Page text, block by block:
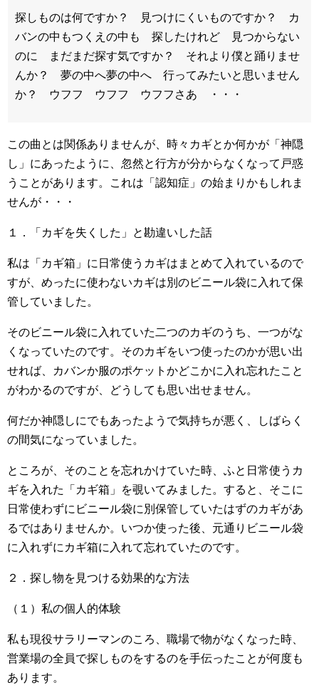
探しものは何ですか？ 見つけにくいものですか？ カ
バンの中もつくえの中も 探したけれど 見つからない
のに まだまだ探す気ですか？ それより僕と踊りませ
んか？ 夢の中へ夢の中へ 行ってみたいと思いません
か？ ウフフ ウフフ ウフフさあ ・・・
この曲とは関係ありませんが、時々カギとか何かが「神隠
し」にあったように、忽然と行方が分からなくなって戸惑
うことがあります。これは「認知症」の始まりかもしれま
せんが・・・
１．「カギを失くした」と勘違いした話
私は「カギ箱」に日常使うカギはまとめて入れているので
すが、めったに使わないカギは別のビニール袋に入れて保
管していました。
そのビニール袋に入れていた二つのカギのうち、一つがな
くなっていたのです。そのカギをいつ使ったのかが思い出
せれば、カバンか服のポケットかどこかに入れ忘れたこと
がわかるのですが、どうしても思い出せません。
何だか神隠しにでもあったようで気持ちが悪く、しばらく
の間気になっていました。
ところが、そのことを忘れかけていた時、ふと日常使うカ
ギを入れた「カギ箱」を覗いてみました。すると、そこに
日常使わずにビニール袋に別保管していたはずのカギがあ
るではありませんか。いつか使った後、元通りビニール袋
に入れずにカギ箱に入れて忘れていたのです。
２．探し物を見つける効果的な方法
（１）私の個人的体験
私も現役サラリーマンのころ、職場で物がなくなった時、
営業場の全員で探しものをするのを手伝ったことが何度も
あります。